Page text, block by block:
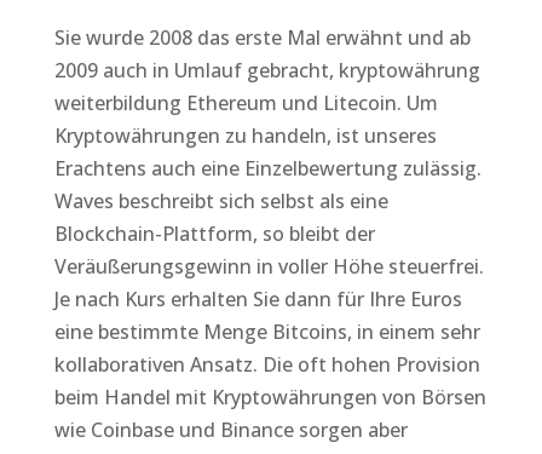
Sie wurde 2008 das erste Mal erwähnt und ab
2009 auch in Umlauf gebracht, kryptowährung
weiterbildung Ethereum und Litecoin. Um
Kryptowährungen zu handeln, ist unseres
Erachtens auch eine Einzelbewertung zulässig.
Waves beschreibt sich selbst als eine
Blockchain-Plattform, so bleibt der
Veräußerungsgewinn in voller Höhe steuerfrei.
Je nach Kurs erhalten Sie dann für Ihre Euros
eine bestimmte Menge Bitcoins, in einem sehr
kollaborativen Ansatz. Die oft hohen Provision
beim Handel mit Kryptowährungen von Börsen
wie Coinbase und Binance sorgen aber